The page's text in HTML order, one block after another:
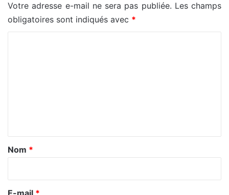
Votre adresse e-mail ne sera pas publiée. Les champs
obligatoires sont indiqués avec *
a
r
e
Nom *